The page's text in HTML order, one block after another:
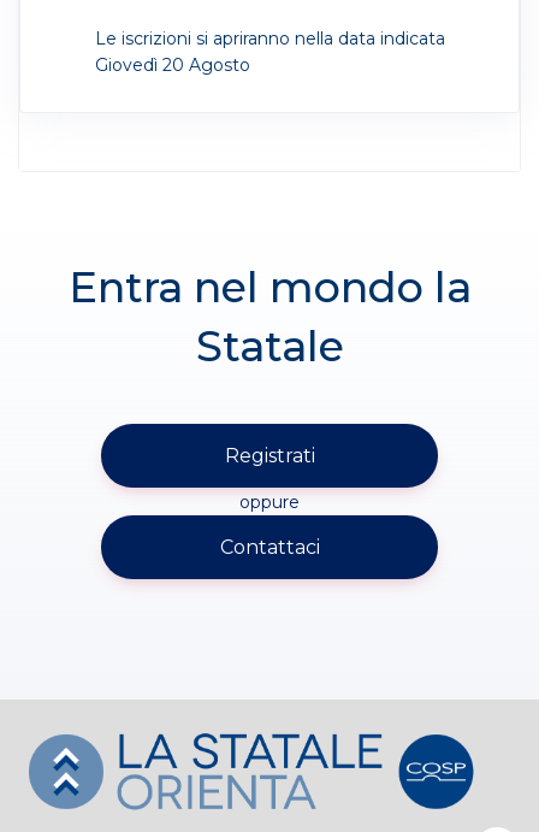
Le iscrizioni si apriranno nella data indicata
Giovedì 20 Agosto
Entra nel mondo la
Statale
Registrati
oppure
Contattaci